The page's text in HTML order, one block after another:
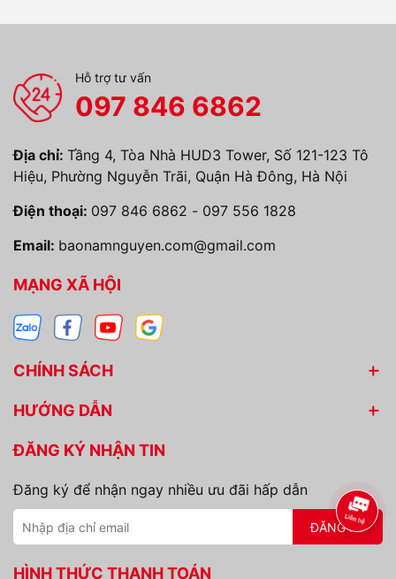
Hỗ trợ tư vấn
097 846 6862
Địa chỉ: Tầng 4, Tòa Nhà HUD3 Tower, Số 121-123 Tô
Hiệu, Phường Nguyễn Trãi, Quận Hà Đông, Hà Nội
Điện thoại: 097 846 6862 - 097 556 1828
Email: baonamnguyen.com@gmail.com
MẠNG XÃ HỘI
CHÍNH SÁCH
HƯỚNG DẪN
ĐĂNG KÝ NHẬN TIN
Đăng ký để nhận ngay nhiều ưu đãi hấp dẫn
ĐĂNG KÝ
HÌNH THỨC THANH TOÁN